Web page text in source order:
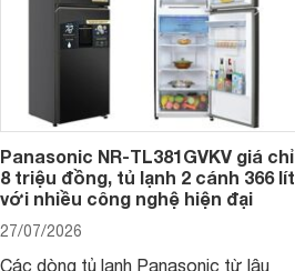
Panasonic NR-TL381GVKV giá chỉ
8 triệu đồng, tủ lạnh 2 cánh 366 lít
với nhiều công nghệ hiện đại
27/07/2026
Các dòng tủ lạnh Panasonic từ lâu